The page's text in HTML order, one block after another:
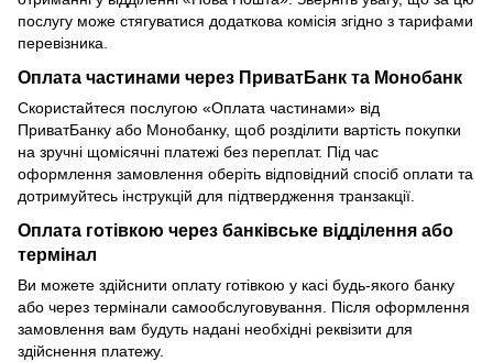
послугу може стягуватися додаткова комісія згідно з тарифами
перевізника.
Оплата частинами через ПриватБанк та Монобанк
Скористайтеся послугою «Оплата частинами» від
ПриватБанку або Монобанку, щоб розділити вартість покупки
на зручні щомісячні платежі без переплат. Під час
оформлення замовлення оберіть відповідний спосіб оплати та
дотримуйтесь інструкцій для підтвердження транзакції.
Оплата готівкою через банківське відділення або
термінал
Ви можете здійснити оплату готівкою у касі будь-якого банку
або через термінали самообслуговування. Після оформлення
замовлення вам будуть надані необхідні реквізити для
здійснення платежу.